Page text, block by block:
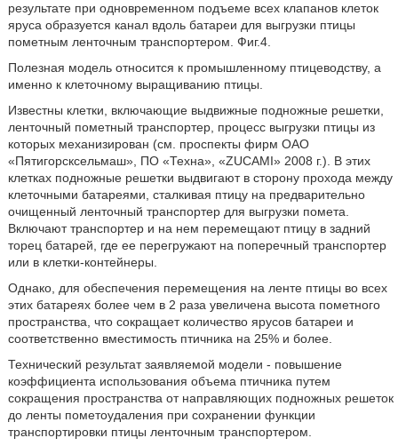
результате при одновременном подъеме всех клапанов клеток
яруса образуется канал вдоль батареи для выгрузки птицы
пометным ленточным транспортером. Фиг.4.
Полезная модель относится к промышленному птицеводству, а
именно к клеточному выращиванию птицы.
Известны клетки, включающие выдвижные подножные решетки,
ленточный пометный транспортер, процесс выгрузки птицы из
которых механизирован (см. проспекты фирм ОАО
«Пятигорсксельмаш», ПО «Техна», «ZUCAMI» 2008 г.). В этих
клетках подножные решетки выдвигают в сторону прохода между
клеточными батареями, сталкивая птицу на предварительно
очищенный ленточный транспортер для выгрузки помета.
Включают транспортер и на нем перемещают птицу в задний
торец батарей, где ее перегружают на поперечный транспортер
или в клетки-контейнеры.
Однако, для обеспечения перемещения на ленте птицы во всех
этих батареях более чем в 2 раза увеличена высота пометного
пространства, что сокращает количество ярусов батареи и
соответственно вместимость птичника на 25% и более.
Технический результат заявляемой модели - повышение
коэффициента использования объема птичника путем
сокращения пространства от направляющих подножных решеток
до ленты пометоудаления при сохранении функции
транспортировки птицы ленточным транспортером.